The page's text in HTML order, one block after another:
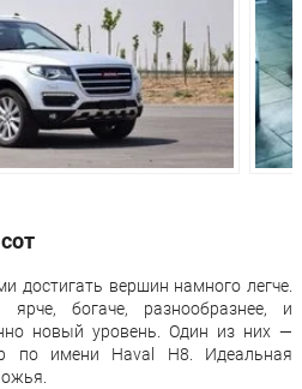
вентилируемые
дисковые
Китай
36 месяцев или 100
000 км пробега
достигать вершин намного легче.
богаче, разнообразнее, и
новый уровень. Один из них —
по имени Haval H8. Идеальная